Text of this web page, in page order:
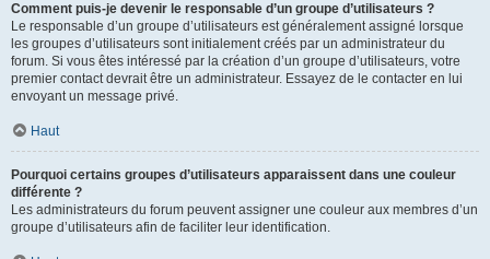
Comment puis-je devenir le responsable d’un groupe d’utilisateurs ?
Le responsable d’un groupe d’utilisateurs est généralement assigné lorsque
les groupes d’utilisateurs sont initialement créés par un administrateur du
forum. Si vous êtes intéressé par la création d’un groupe d’utilisateurs, votre
premier contact devrait être un administrateur. Essayez de le contacter en lui
envoyant un message privé.
Haut
Pourquoi certains groupes d’utilisateurs apparaissent dans une couleur
différente ?
Les administrateurs du forum peuvent assigner une couleur aux membres d’un
groupe d’utilisateurs afin de faciliter leur identification.